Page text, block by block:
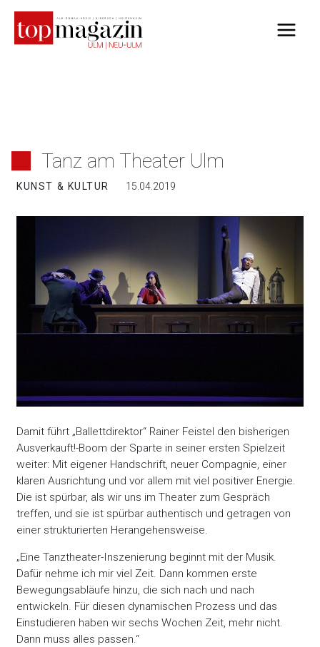
Inhalt
springen
Tanz am Theater Ulm
KUNST & KULTUR 15.04.2019
Damit führt „Ballettdirektor“ Rainer Feistel den bisherigen
Ausverkauft!-Boom der Sparte in seiner ersten Spielzeit
weiter: Mit eigener Handschrift, neuer Compagnie, einer
klaren Ausrichtung und vor allem mit viel positiver Energie.
Die ist spürbar, als wir uns im Theater zum Gespräch
treffen, und sie ist spürbar authentisch und getragen von
einer strukturierten Herangehensweise.
„Eine Tanztheater-Inszenierung beginnt mit der Musik.
Dafür nehme ich mir viel Zeit. Dann kommen erste
Bewegungsabläufe hinzu, die sich nach und nach
entwickeln. Für diesen dynamischen Prozess und das
Einstudieren haben wir sechs Wochen Zeit, mehr nicht.
Dann muss alles passen.“